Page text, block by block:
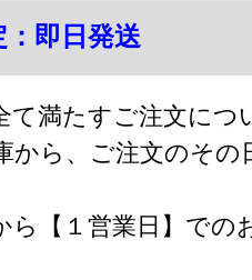
即日発送
満たすご注文につ
から、ご注文のそ
ら【１営業日】での